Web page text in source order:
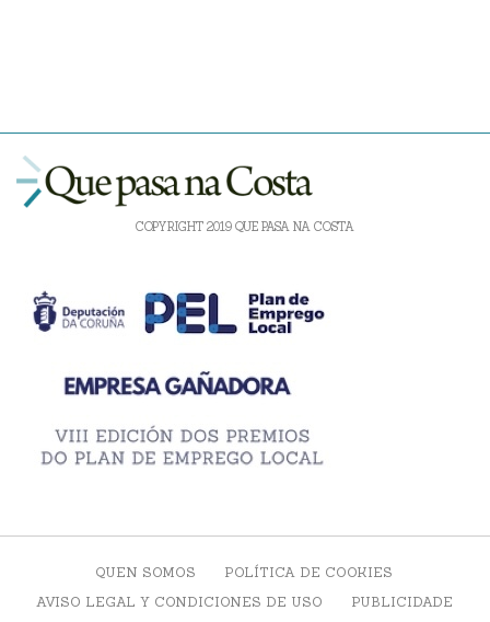
COPYRIGHT 2019 QUE PASA NA COSTA
QUEN SOMOS
POLÍTICA DE COOKIES
AVISO LEGAL Y CONDICIONES DE USO
PUBLICIDADE